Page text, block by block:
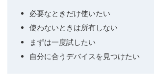
必要なときだけ使いたい
使わないときは所有しない
まずは一度試したい
自分に合うデバイスを見つけたい